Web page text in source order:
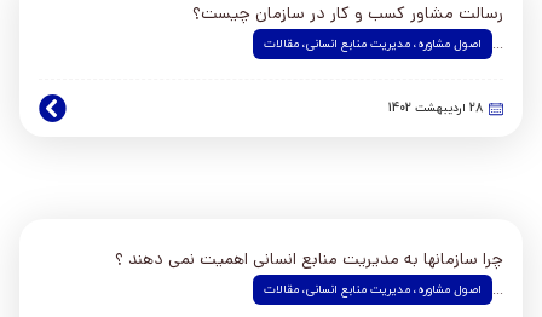
اصول مشاوره، مدیریت منابع انسانی، مقالات
رسالت مشاور کسب و کار در سازمان چیست؟
...
28 اردیبهشت 1402
اصول مشاوره، مدیریت منابع انسانی، مقالات
چرا سازمانها به مدیریت منابع انسانی اهمیت نمی دهند ؟
...